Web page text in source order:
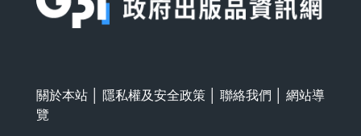
關於本站 隱私權及安全政策 聯絡我們
網站導
覽